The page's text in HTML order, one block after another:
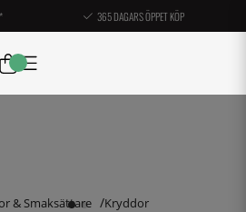
365 DAGARS ÖPPET KÖP
& Smaksättare Kryddor